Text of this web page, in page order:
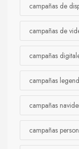
campañas de
campañas de
campañas
campañas
campañas
campañas